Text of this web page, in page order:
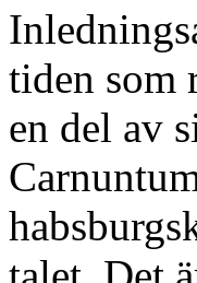
tiden som
en del av